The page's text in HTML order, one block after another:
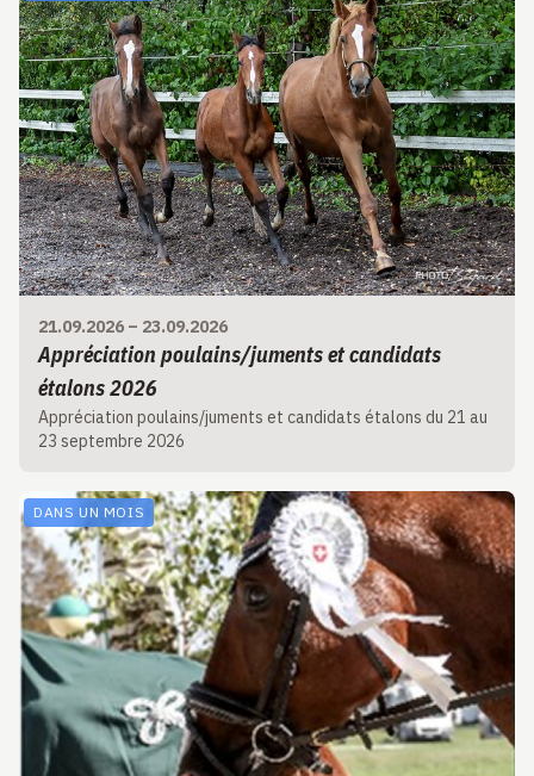
21.09.2026 – 23.09.2026
Appréciation poulains/juments et candidats
étalons 2026
Appréciation poulains/juments et candidats étalons du 21 au
23 septembre 2026
DANS UN MOIS